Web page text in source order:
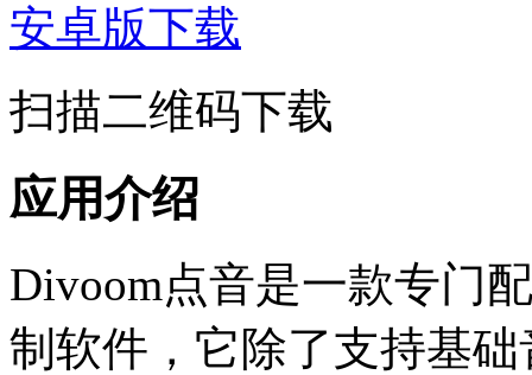
安卓版下载
扫描二维码下载
应用介绍
Divoom点音是一款专门
制软件，它除了支持基